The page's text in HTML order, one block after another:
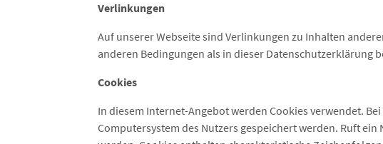
Verlinkungen
Auf unserer Webseite sind Verlinkungen zu Inhalten
anderen Bedingungen als in dieser Datenschutzerklärung
Cookies
In diesem Internet-Angebot werden Cookies verwendet.
Computersystem des Nutzers gespeichert werden. Ruft